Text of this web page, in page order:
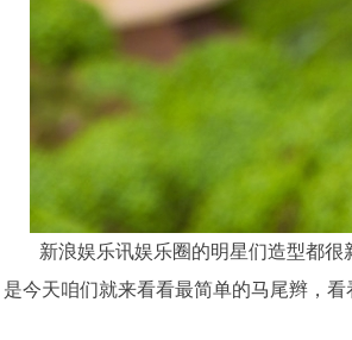
新浪娱乐讯娱乐圈的明星们造型都
是今天咱们就来看看最简单的马尾辫，